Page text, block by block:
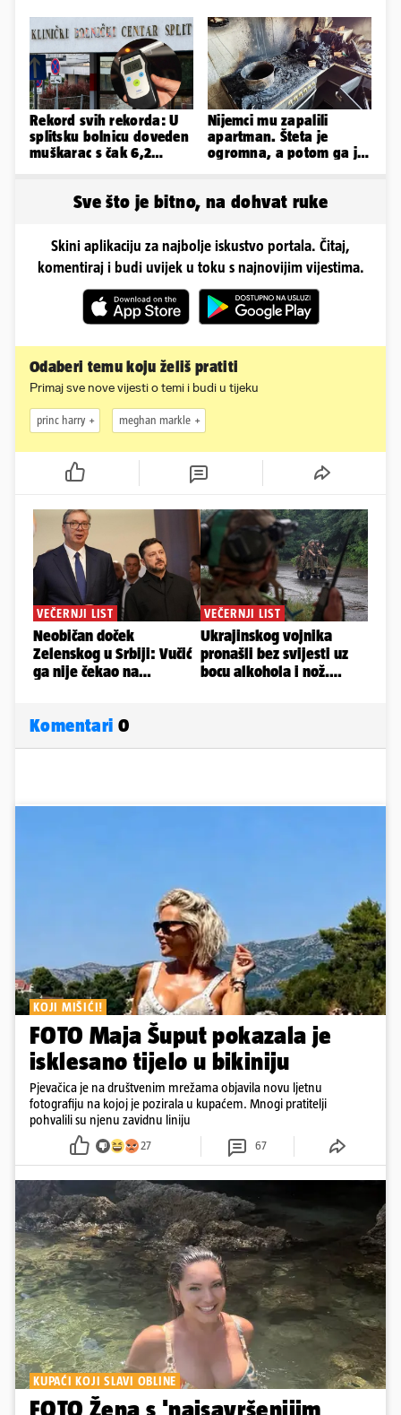
Rekord svih rekorda: U
splitsku bolnicu doveden
muškarac s čak 6,2
Nijemci mu zapalili
apartman. Šteta je
ogromna, a potom ga je
Sve što je bitno, na dohvat ruke
Skini aplikaciju za najbolje iskustvo portala. Čitaj,
komentiraj i budi uvijek u toku s najnovijim vijestima.
Odaberi temu koju želiš pratiti
Primaj sve nove vijesti o temi i budi u tijeku
princ harry meghan markle
Komentari 0
KOJI MIŠIĆI!
FOTO Maja Šuput pokazala je
isklesano tijelo u bikiniju
Pjevačica je na društvenim mrežama objavila novu ljetnu
fotografiju na kojoj je pozirala u kupaćem. Mnogi pratitelji
pohvalili su njenu zavidnu liniju
27 67
KUPAĆI KOJI SLAVI OBLINE
FOTO Žena s 'najsavršenijim